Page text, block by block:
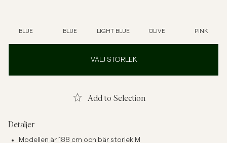
Underkläder
BLUE BLUE LIGHT BLUE OLIVE PINK
VÄLJ STORLEK
Add to Selection
Detaljer
Modellen är 188 cm och bär storlek M